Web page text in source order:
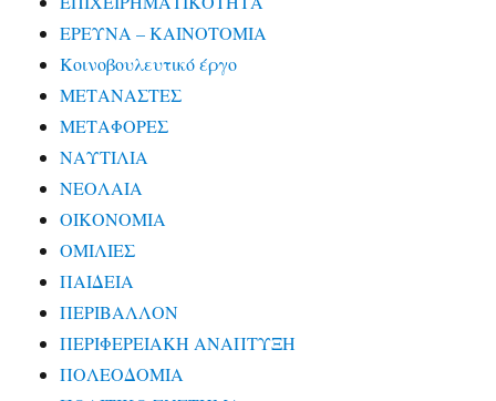
ΕΡΕΥΝΑ – ΚΑΙΝΟΤΟΜΙΑ
Κοινοβουλευτικό έργο
ΜΕΤΑΝΑΣΤΕΣ
ΜΕΤΑΦΟΡΕΣ
ΝΑΥΤΙΛΙΑ
ΝΕΟΛΑΙΑ
ΟΙΚΟΝΟΜΙΑ
ΟΜΙΛΙΕΣ
ΠΑΙΔΕΙΑ
ΠΕΡΙΒΑΛΛΟΝ
ΠΕΡΙΦΕΡΕΙΑΚΗ ΑΝΑΠΤΥΞΗ
ΠΟΛΕΟΔΟΜΙΑ